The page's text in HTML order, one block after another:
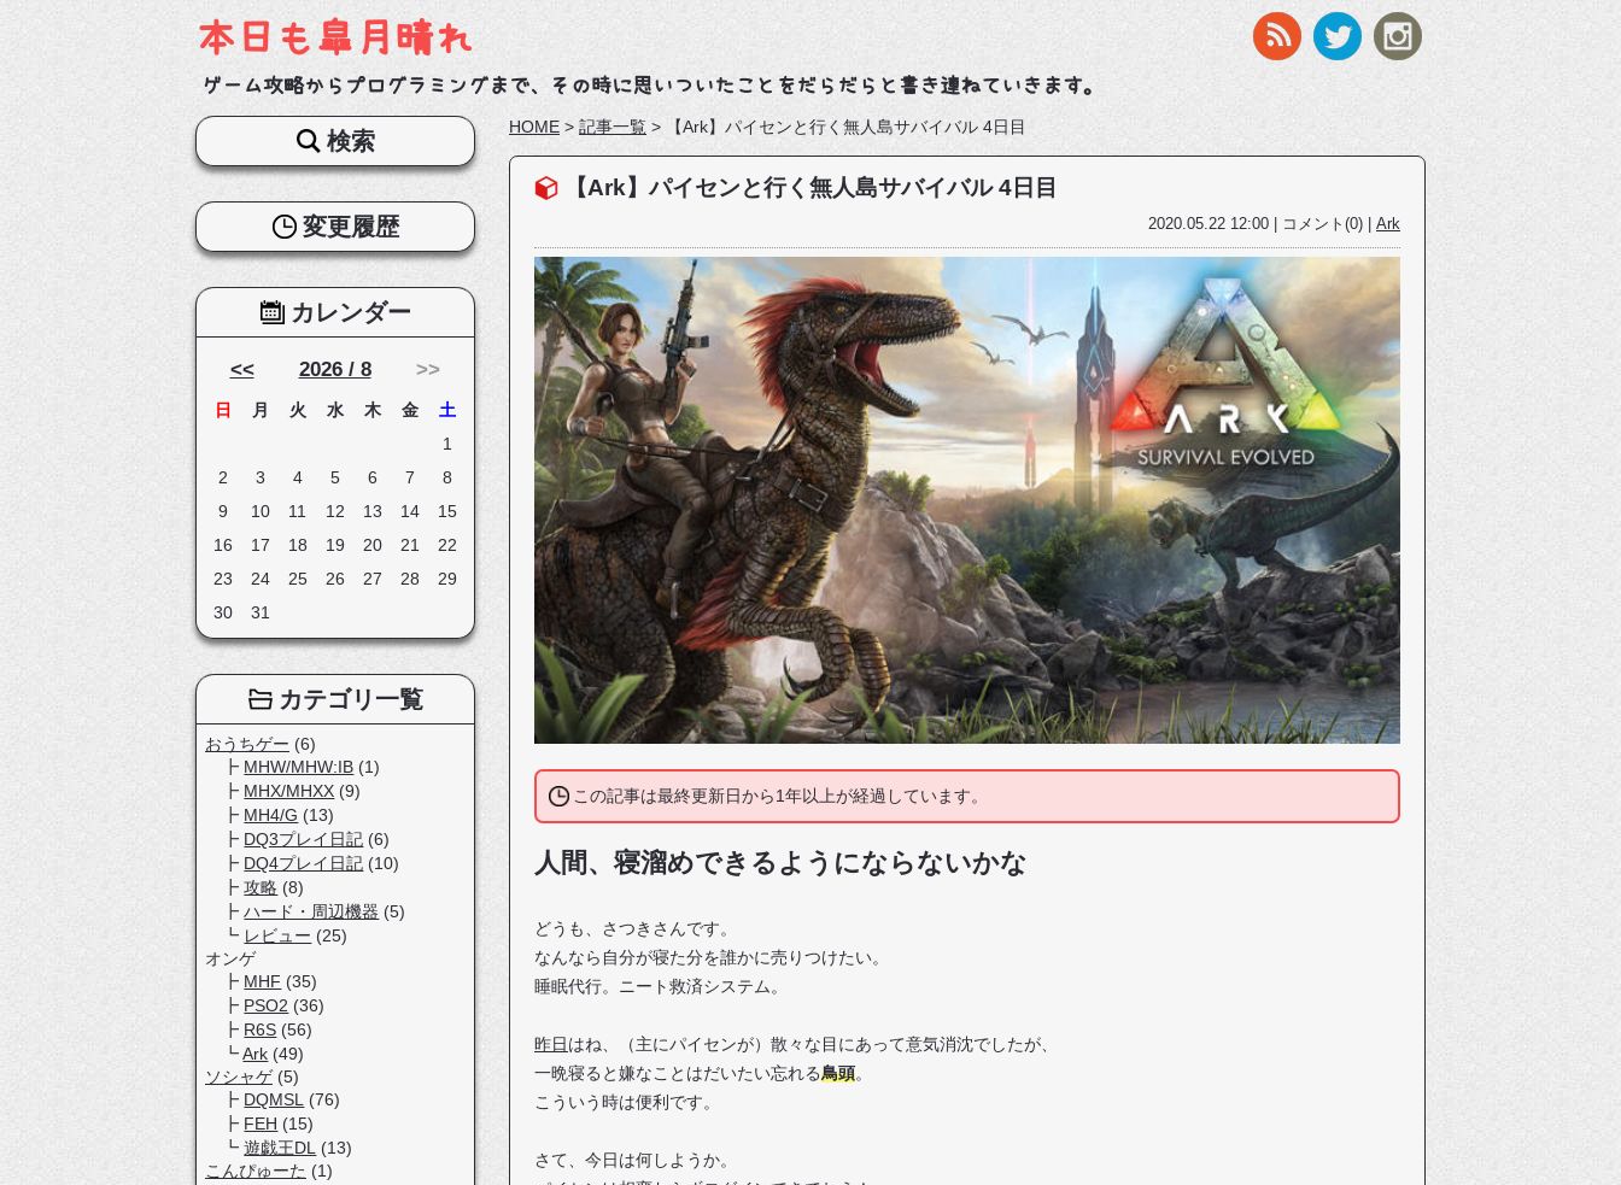
本日も皐月晴れ
ゲーム攻略からプログラミングまで、その時に思いついたことをだらだらと書き連ねていきます。
HOME > 記事一覧 > 【Ark】パイセンと行く無人島サバイバル 4日目
【Ark】パイセンと行く無人島サバイバル 4日目
2020.05.22 12:00 | コメント(0) | Ark
この記事は最終更新日から1年以上が経過しています。
人間、寝溜めできるようにならないかな
どうも、さつきさんです。
なんなら自分が寝た分を誰かに売りつけたい。
睡眠代行。ニート救済システム。
昨日はね、（主にパイセンが）散々な目にあって意気消沈でしたが、
一晩寝ると嫌なことはだいたい忘れる鳥頭。
こういう時は便利です。
さて、今日は何しようか。
検索
変更履歴
カレンダー
<< 2026 / 8 >>
日 月 火 水 木 金
土
1
2
3 4 5 6 7
8
9
10 11 12 13 14
15
16
17 18 19 20 21
22
23
24 25 26 27 28
29
30
31
カテゴリ一覧
おうちゲー (6)
MHW/MHW:IB (1)
MHX/MHXX (9)
MH4/G (13)
DQ3プレイ日記 (6)
DQ4プレイ日記 (10)
攻略 (8)
ハード・周辺機器 (5)
レビュー (25)
オンゲ
MHF (35)
PSO2 (36)
R6S (56)
Ark (49)
ソシャゲ(5)
DQMSL
(76)
FEH (15)
遊戯王DL
(13)
こんぴゅーた (1)